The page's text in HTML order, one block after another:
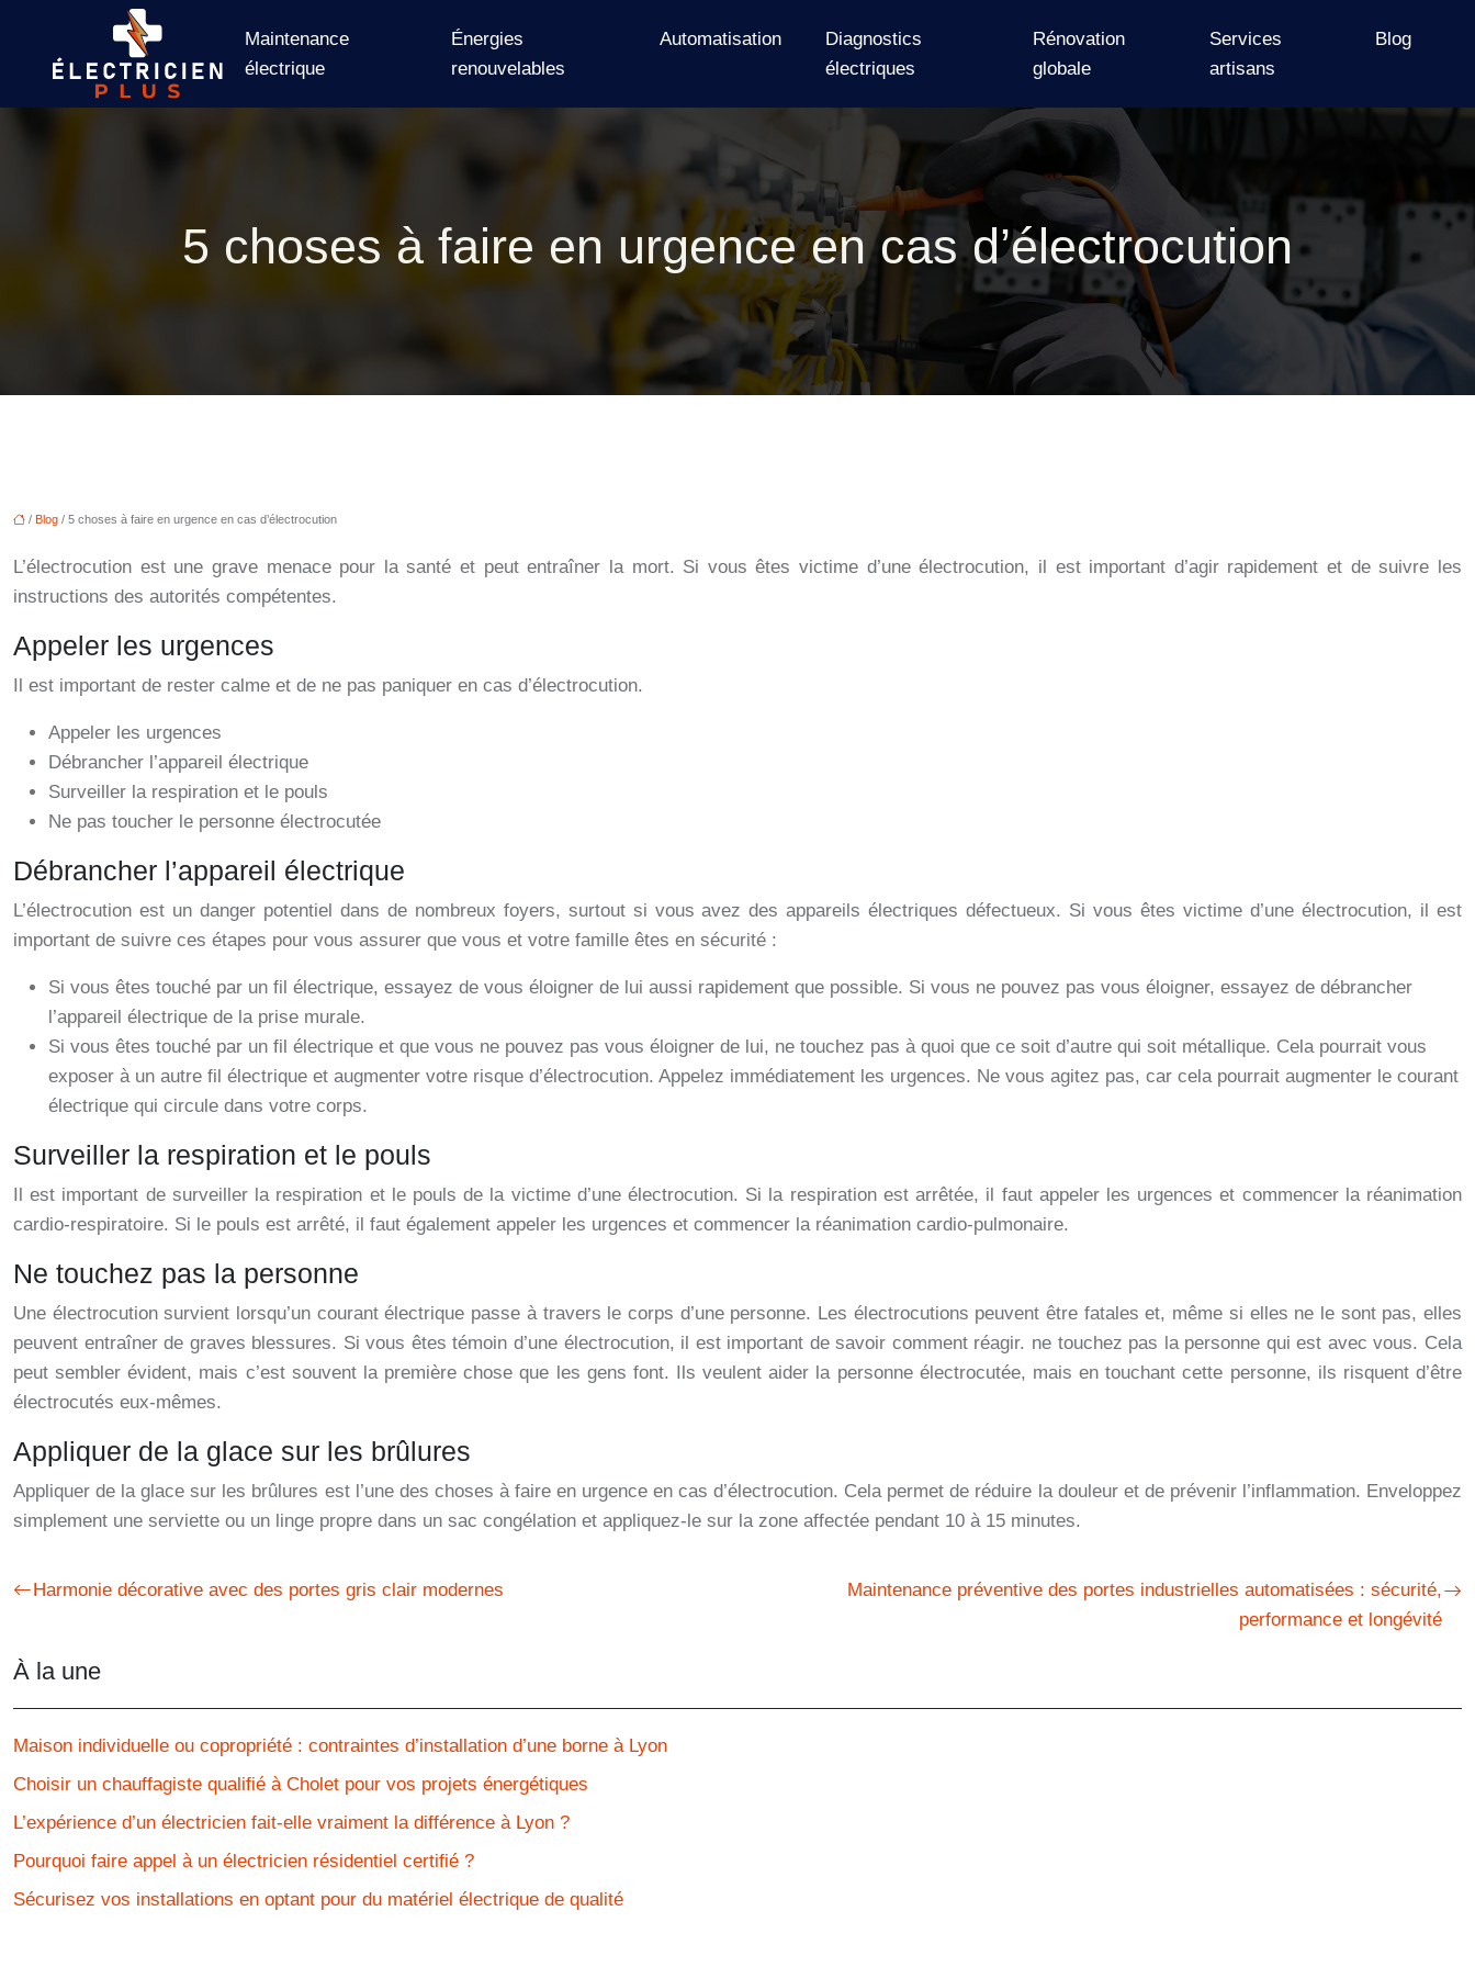
Maintenance
électrique
Énergies
renouvelables
Automatisation
Diagnostics
électriques
Rénovation
globale
Services
artisans
Blog
5 choses à faire en urgence en cas d’électrocution
/ Blog / 5 choses à faire en urgence en cas d’électrocution
L’électrocution est une grave menace pour la santé et peut entraîner la mort. Si vous êtes victime d’une électrocution, il est important d’agir rapidement et de suivre les
instructions des autorités compétentes.
Appeler les urgences
Il est important de rester calme et de ne pas paniquer en cas d’électrocution.
Appeler les urgences
Débrancher l’appareil électrique
Surveiller la respiration et le pouls
Ne pas toucher le personne électrocutée
Débrancher l’appareil électrique
L’électrocution est un danger potentiel dans de nombreux foyers, surtout si vous avez des appareils électriques défectueux. Si vous êtes victime d’une électrocution, il est
important de suivre ces étapes pour vous assurer que vous et votre famille êtes en sécurité :
Si vous êtes touché par un fil électrique, essayez de vous éloigner de lui aussi rapidement que possible. Si vous ne pouvez pas vous éloigner, essayez de débrancher
l’appareil électrique de la prise murale.
Si vous êtes touché par un fil électrique et que vous ne pouvez pas vous éloigner de lui, ne touchez pas à quoi que ce soit d’autre qui soit métallique. Cela pourrait vous
exposer à un autre fil électrique et augmenter votre risque d’électrocution. Appelez immédiatement les urgences. Ne vous agitez pas, car cela pourrait augmenter le courant
électrique qui circule dans votre corps.
Surveiller la respiration et le pouls
Il est important de surveiller la respiration et le pouls de la victime d’une électrocution. Si la respiration est arrêtée, il faut appeler les urgences et commencer la réanimation
cardio-respiratoire. Si le pouls est arrêté, il faut également appeler les urgences et commencer la réanimation cardio-pulmonaire.
Ne touchez pas la personne
Une électrocution survient lorsqu’un courant électrique passe à travers le corps d’une personne. Les électrocutions peuvent être fatales et, même si elles ne le sont pas, elles
peuvent entraîner de graves blessures. Si vous êtes témoin d’une électrocution, il est important de savoir comment réagir. ne touchez pas la personne qui est avec vous. Cela
peut sembler évident, mais c’est souvent la première chose que les gens font. Ils veulent aider la personne électrocutée, mais en touchant cette personne, ils risquent d’être
électrocutés eux-mêmes.
Appliquer de la glace sur les brûlures
Appliquer de la glace sur les brûlures est l’une des choses à faire en urgence en cas d’électrocution. Cela permet de réduire la douleur et de prévenir l’inflammation. Enveloppez
simplement une serviette ou un linge propre dans un sac congélation et appliquez-le sur la zone affectée pendant 10 à 15 minutes.
Harmonie décorative avec des portes gris clair modernes
Maintenance préventive des portes industrielles automatisées : sécurité,
performance et longévité
À la une
Maison individuelle ou copropriété : contraintes d’installation d’une borne à Lyon
Choisir un chauffagiste qualifié à Cholet pour vos projets énergétiques
L’expérience d’un électricien fait-elle vraiment la différence à Lyon ?
Pourquoi faire appel à un électricien résidentiel certifié ?
Sécurisez vos installations en optant pour du matériel électrique de qualité